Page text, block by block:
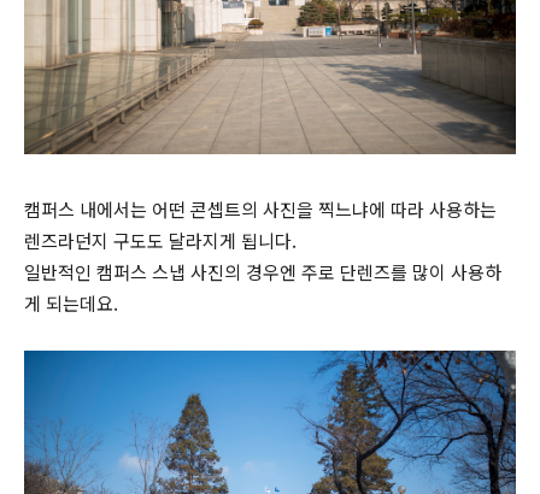
캠퍼스 내에서는 어떤 콘셉트의 사진을 찍느냐에 따라 사용하는
렌즈라던지 구도도 달라지게 됩니다.
일반적인 캠퍼스 스냅 사진의 경우엔 주로 단렌즈를 많이 사용하
게 되는데요.